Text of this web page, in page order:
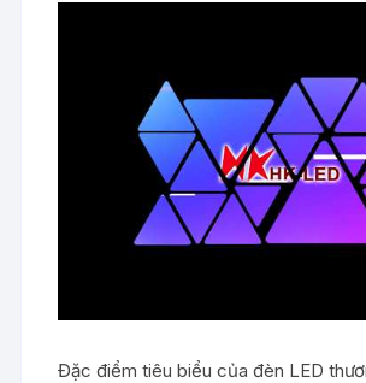
Đặc điểm tiêu biểu của đèn LED